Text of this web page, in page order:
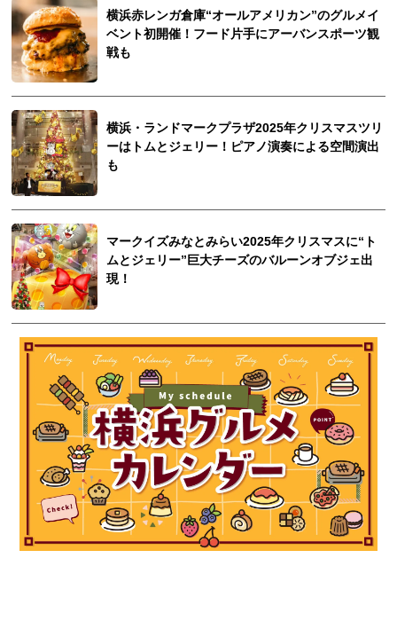
横浜赤レンガ倉庫“オールアメリカン”のグルメイ
ベント初開催！フード片手にアーバンスポーツ観
戦も
横浜・ランドマークプラザ2025年クリスマスツリ
ーはトムとジェリー！ピアノ演奏による空間演出
も
マークイズみなとみらい2025年クリスマスに“ト
ムとジェリー”巨大チーズのバルーンオブジェ出
現！